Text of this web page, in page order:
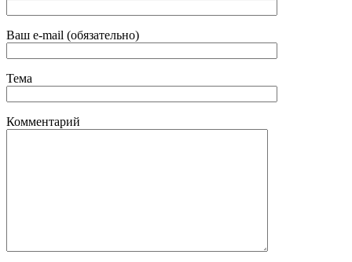
Ваш e-mail (обязательно)
Тема
Комментарий